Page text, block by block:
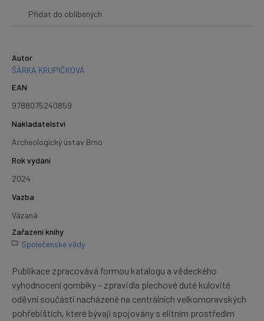
Přidat do oblíbených
Autor
ŠÁRKA KRUPIČKOVÁ
EAN
9788075240859
Nakladatelství
Archeologický ústav Brno
Rok vydání
2024
Vazba
Vázaná
Zařazení knihy
Společenské vědy
Publikace zpracovává formou katalogu a vědeckého
vyhodnocení gombíky – zpravidla plechové duté kulovité
oděvní součásti nacházené na centrálních velkomoravských
pohřebištích, které bývají spojovány s elitním prostředím